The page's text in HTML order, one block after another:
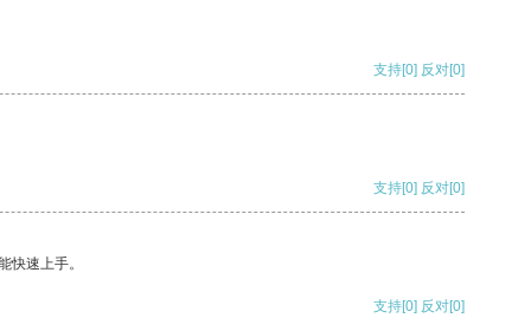
支持[0] 反对[0]
支持[0] 反对[0]
快速上手。
支持[0] 反对[0]